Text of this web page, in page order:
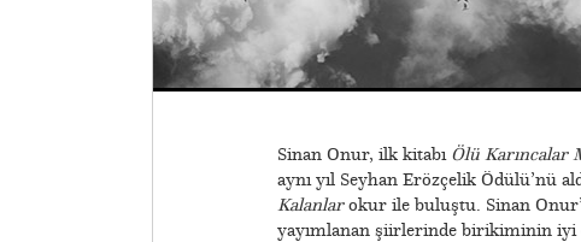
Sinan Onur, ilk kitabı Ölü Karıncalar
aynı yıl Seyhan Erözçelik Ödülü’nü
Kalanlarokur ile buluştu. Sinan
yayımlanan şiirlerinde birikiminin iyi